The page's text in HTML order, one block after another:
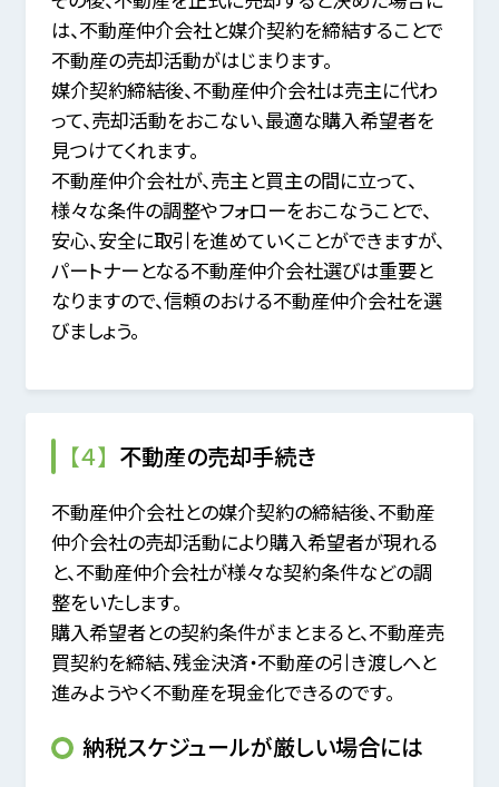
は、不動産仲介会社と媒介契約を締結することで
不動産の売却活動がはじまります。
媒介契約締結後、不動産仲介会社は売主に代わ
って、売却活動をおこない、最適な購入希望者を
見つけてくれます。
不動産仲介会社が、売主と買主の間に立って、
様々な条件の調整やフォローをおこなうことで、
安心、安全に取引を進めていくことができますが、
パートナーとなる不動産仲介会社選びは重要と
なりますので、信頼のおける不動産仲介会社を選
びましょう。
【４】 不動産の売却手続き
不動産仲介会社との媒介契約の締結後、不動産
仲介会社の売却活動により購入希望者が現れる
と、不動産仲介会社が様々な契約条件などの調
整をいたします。
購入希望者との契約条件がまとまると、不動産売
買契約を締結、残金決済・不動産の引き渡しへと
進みようやく不動産を現金化できるのです。
納税スケジュールが厳しい場合には